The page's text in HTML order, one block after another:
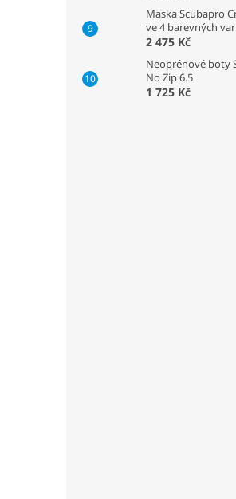
Maska Scubapro
ve 4 barevných
2 475 Kč
Neoprénové boty
No Zip 6.5
1 725 Kč